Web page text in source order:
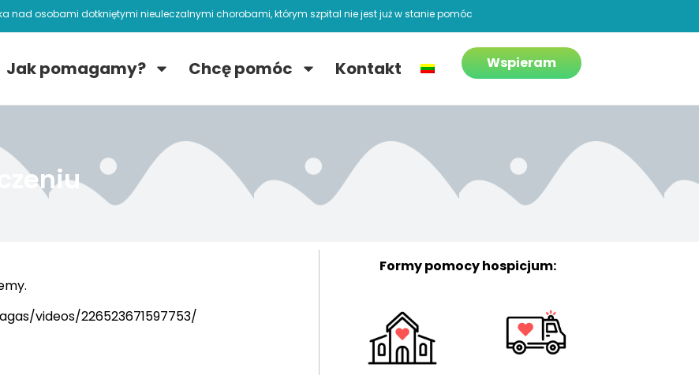
nad osobami dotkniętymi nieuleczalnymi chorobami, którym szpital nie jest już w stanie pomóc
Jak pomagamy? Chcę pomóc Kontakt Wspieram
videos/226523671597753/
Formy pomocy hospicjum: